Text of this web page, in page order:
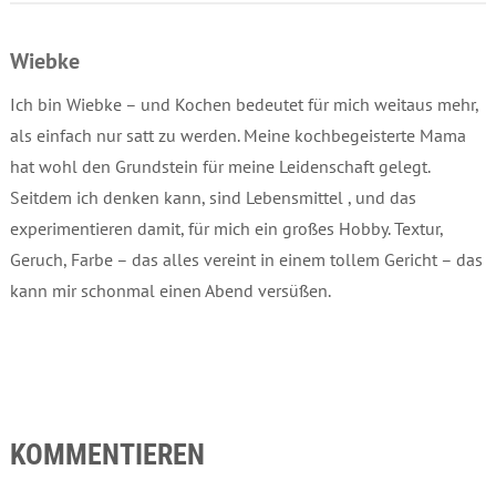
Wiebke
Ich bin Wiebke – und Kochen bedeutet für mich weitaus mehr,
als einfach nur satt zu werden. Meine kochbegeisterte Mama
hat wohl den Grundstein für meine Leidenschaft gelegt.
Seitdem ich denken kann, sind Lebensmittel , und das
experimentieren damit, für mich ein großes Hobby. Textur,
Geruch, Farbe – das alles vereint in einem tollem Gericht – das
kann mir schonmal einen Abend versüßen.
KOMMENTIEREN